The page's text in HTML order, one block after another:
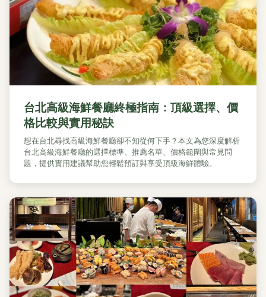
台北高級海鮮餐廳終極指南：頂級選擇、價
格比較與實用秘訣
想在台北尋找高級海鮮餐廳卻不知從何下手？本文為您深度解析
台北高級海鮮餐廳的選擇標準、推薦名單、價格範圍與常見問
題，提供實用建議幫助您輕鬆預訂與享受頂級海鮮體驗。